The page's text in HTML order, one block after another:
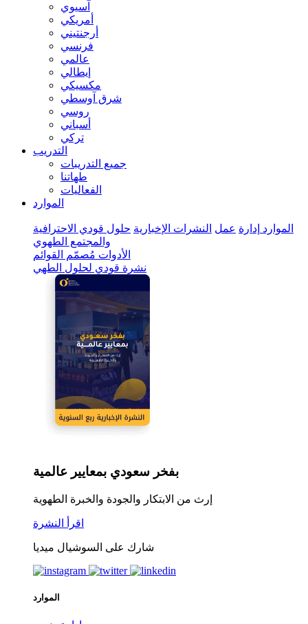
آسيوي
أمريكي
أرجنتيني
فرنسي
عالمي
إيطالي
مكسيكي
شرق آوسطي
روسي
أسباني
تركي
التدريب
جميع التدريبات
طهاتنا
الفعاليات
الموارد
الموارد إدارة عمل النشرات الإخبارية حلول قودي الاحترافية
والمجتمع الطهوي
الأدوات مُصمّم القوائم
نشرة قودي لحلول الطهي
بفخر سعودي بمعايير عالمية
إرث من الابتكار والجودة والخبرة الطهوية
اقرأ النشرة
شارك على السوشيال ميديا
الموارد